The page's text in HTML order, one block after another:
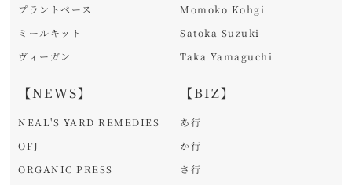
プラントベース
ミールキット
ヴィーガン
【NEWS】
NEAL'S YARD REMEDIES
OFJ
ORGANIC PRESS
Momoko Kohgi
Satoka Suzuki
Taka Yamaguchi
【BIZ】
あ行
か行
さ行